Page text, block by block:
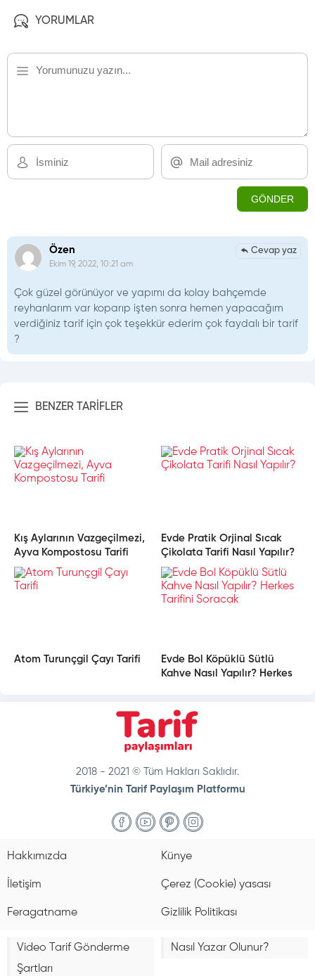
YORUMLAR
Özen
Ekim 19, 2022, 10:21 am
Çok güzel görünüyor ve yapımı da kolay bahçemde
reyhanlarım var koparıp işten sonra hemen yapacağım
verdiğiniz tarif için çok teşekkür ederim çok faydalı bir tarif
?
Cevap yaz
BENZER TARİFLER
Kış Aylarının Vazgeçilmezi,
Ayva Kompostosu Tarifi
Evde Pratik Orjinal Sıcak
Çikolata Tarifi Nasıl Yapılır?
Atom Turunçgil Çayı Tarifi
Evde Bol Köpüklü Sütlü
Kahve Nasıl Yapılır? Herkes
2018 - 2021 © Tüm Hakları Saklıdır.
Türkiye’nin Tarif Paylaşım Platformu
sabitleme
Hakkımızda Künye
İletişim Çerez (Cookie) yasası
Feragatname Gizlilik Politikası
Video Tarif Gönderme
Şartları
Nasıl Yazar Olunur?